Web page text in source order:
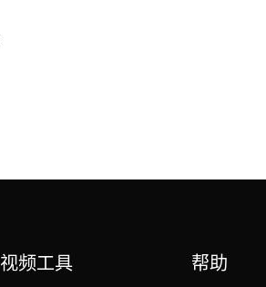
视频工具 帮助